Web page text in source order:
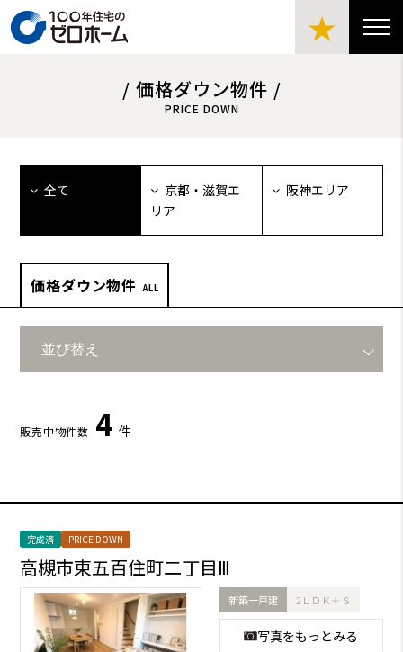
★
/ 価格ダウン物件 /
PRICE DOWN
全て
京都・滋賀エ
リア
阪神エリア
価格ダウン物件 ALL
販売中物件数 4 件
完成済 PRICE DOWN
高槻市東五百住町二丁目Ⅲ
新築一戸建 2ＬＤＫ＋Ｓ
写真をもっとみる